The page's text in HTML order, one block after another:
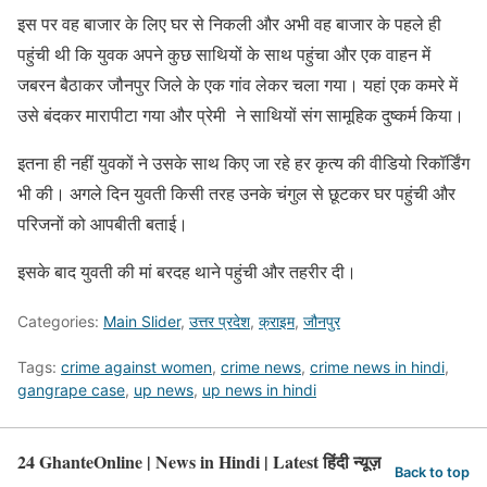
इस पर वह बाजार के लिए घर से निकली और अभी वह बाजार के पहले ही
पहुंची थी कि युवक अपने कुछ साथियों के साथ पहुंचा और एक वाहन में
जबरन बैठाकर जौनपुर जिले के एक गांव लेकर चला गया। यहां एक कमरे में
उसे बंदकर मारापीटा गया और प्रेमी ने साथियों संग सामूहिक दुष्कर्म किया।
इतना ही नहीं युवकों ने उसके साथ किए जा रहे हर कृत्य की वीडियो रिकॉर्डिंग
भी की। अगले दिन युवती किसी तरह उनके चंगुल से छूटकर घर पहुंची और
परिजनों को आपबीती बताई।
इसके बाद युवती की मां बरदह थाने पहुंची और तहरीर दी।
Categories: Main Slider, उत्तर प्रदेश, क्राइम, जौनपुर
Tags: crime against women, crime news, crime news in hindi,
gangrape case, up news, up news in hindi
24 GhanteOnline | News in Hindi | Latest हिंदी न्यूज़ Back to top